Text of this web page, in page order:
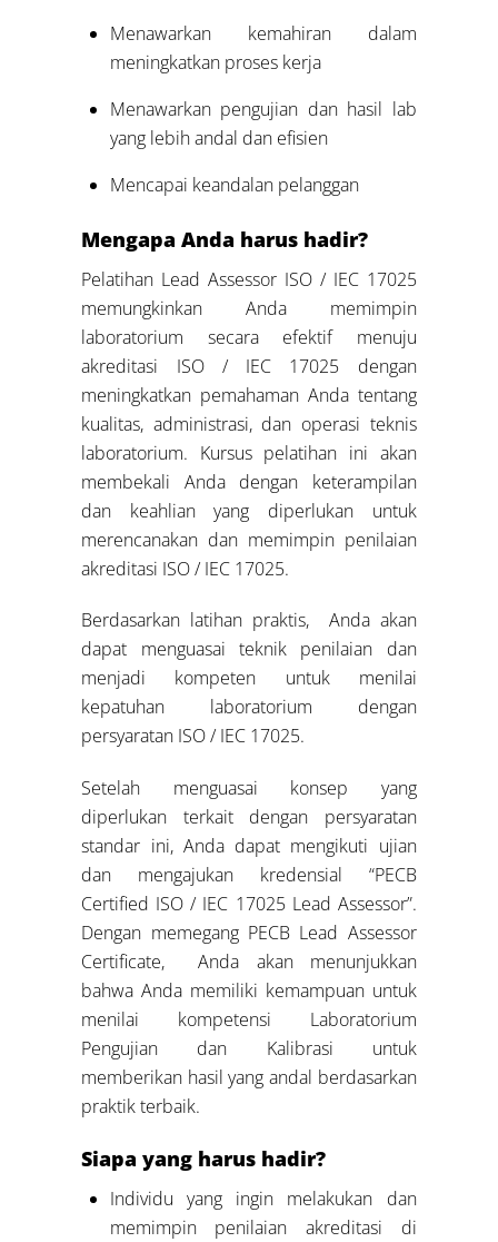
Menawarkan kemahiran dalam
meningkatkan proses kerja
Menawarkan pengujian dan hasil lab
yang lebih andal dan efisien
Mencapai keandalan pelanggan
Mengapa Anda harus hadir?
Pelatihan Lead Assessor ISO / IEC 17025
memungkinkan Anda memimpin
laboratorium secara efektif menuju
akreditasi ISO / IEC 17025 dengan
meningkatkan pemahaman Anda tentang
kualitas, administrasi, dan operasi teknis
laboratorium. Kursus pelatihan ini akan
membekali Anda dengan keterampilan
dan keahlian yang diperlukan untuk
merencanakan dan memimpin penilaian
akreditasi ISO / IEC 17025.
Berdasarkan latihan praktis, Anda akan
dapat menguasai teknik penilaian dan
menjadi kompeten untuk menilai
kepatuhan laboratorium dengan
persyaratan ISO / IEC 17025.
Setelah menguasai konsep yang
diperlukan terkait dengan persyaratan
standar ini, Anda dapat mengikuti ujian
dan mengajukan kredensial “PECB
Certified ISO / IEC 17025 Lead Assessor”.
Dengan memegang PECB Lead Assessor
Certificate, Anda akan menunjukkan
bahwa Anda memiliki kemampuan untuk
menilai kompetensi Laboratorium
Pengujian dan Kalibrasi untuk
memberikan hasil yang andal berdasarkan
praktik terbaik.
Siapa yang harus hadir?
Individu yang ingin melakukan dan
memimpin penilaian akreditasi di